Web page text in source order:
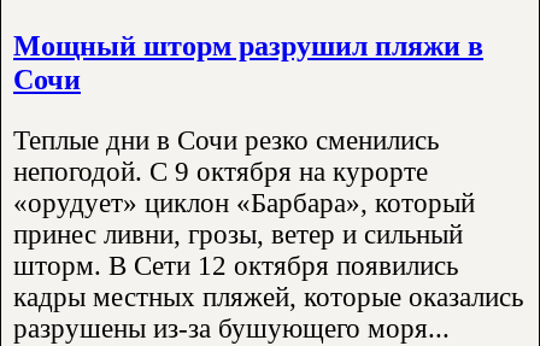
Мощный шторм разрушил пляжи в
Сочи
Теплые дни в Сочи резко сменились
непогодой. С 9 октября на курорте
«орудует» циклон «Барбара», который
принес ливни, грозы, ветер и сильный
шторм. В Сети 12 октября появились
кадры местных пляжей, которые оказались
разрушены из-за бушующего моря...